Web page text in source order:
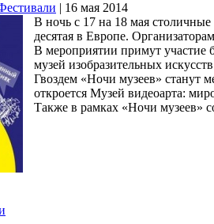
| 16 мая 2014
В ночь с 17 на 18 мая
десятая в Европе.
В мероприятии примут участие
музей изобразительных
Гвоздем «Ночи музеев» станут
откроется Музей видеоарта:
Также в рамках «Ночи музеев»